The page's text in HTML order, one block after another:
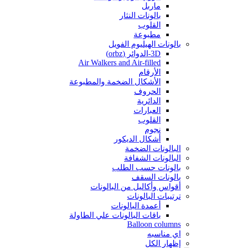
ماربل
بالونات النثار
القلوب
مطبوعة
بالونات الهيليوم الفويل
3D-الدوائر (orbz)
Air Walkers and Air-filled
الأرقام
الأشكال الضخمة والمطبوعة
الحروف
الدائرية
العبارات
القلوب
نجوم
أشكال الديكور
البالونات الضخمة
البالونات الشفافة
بالونات حسب الطلب
بالونات السقف
أقواس وأكاليل من البالونات
ترتيبات البالونات
أعمدة البالونات
باقات البالونات علي الطاولة
Balloon columns
اي مناسبه
إظهار الكل